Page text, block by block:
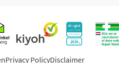
Privacy PolicyDisclaimer